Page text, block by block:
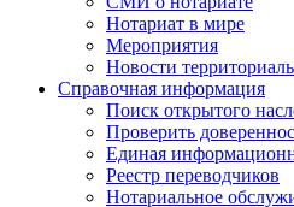
Нотариат в мире
Мероприятия
Новости
Справочная информация
Поиск открытого
Проверить
Единая
Реестр переводчиков
Нотариальное